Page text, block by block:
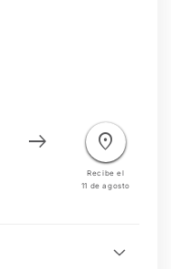
east location_on
Recibe el
11 de agosto